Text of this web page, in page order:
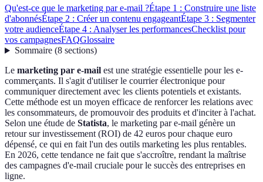
Qu'est-ce que le marketing par e-mail ?Étape 1 : Construire une liste
d'abonnésÉtape 2 : Créer un contenu engageantÉtape 3 : Segmenter
votre audienceÉtape 4 : Analyser les performancesChecklist pour
vos campagnesFAQGlossaire
Sommaire(8 sections)
Le marketing par e-mail est une stratégie essentielle pour les e-
commerçants. Il s'agit d'utiliser le courrier électronique pour
communiquer directement avec les clients potentiels et existants.
Cette méthode est un moyen efficace de renforcer les relations avec
les consommateurs, de promouvoir des produits et d'inciter à l'achat.
Selon une étude de Statista, le marketing par e-mail génère un
retour sur investissement (ROI) de 42 euros pour chaque euro
dépensé, ce qui en fait l'un des outils marketing les plus rentables.
En 2026, cette tendance ne fait que s'accroître, rendant la maîtrise
des campagnes d'e-mail cruciale pour le succès des entreprises en
ligne.